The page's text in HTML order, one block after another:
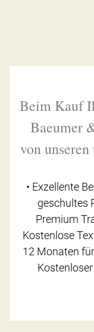
Beim Kauf
Baeumer
von
• Exzellente
geschultes
Premium
Kostenlose
12 Monaten